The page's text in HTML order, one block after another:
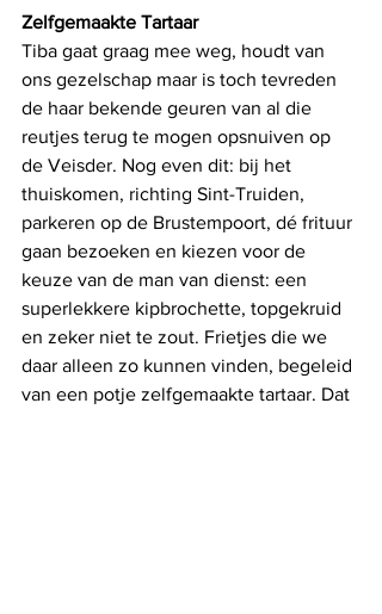
Zelfgemaakte Tartaar
Tiba gaat graag mee weg, houdt van
ons gezelschap maar is toch tevreden
de haar bekende geuren van al die
reutjes terug te mogen opsnuiven op
de Veisder. Nog even dit: bij het
thuiskomen, richting Sint-Truiden,
parkeren op de Brustempoort, dé frituur
gaan bezoeken en kiezen voor de
keuze van de man van dienst: een
superlekkere kipbrochette, topgekruid
en zeker niet te zout. Frietjes die we
daar alleen zo kunnen vinden, begeleid
van een potje zelfgemaakte tartaar. Dat